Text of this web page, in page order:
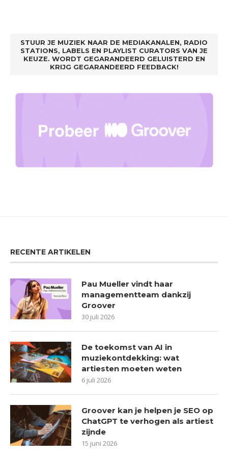
STUUR JE MUZIEK NAAR DE MEDIAKANALEN, RADIO
STATIONS, LABELS EN PLAYLIST CURATORS VAN JE
KEUZE. WORDT GEGARANDEERD GELUISTERD EN
KRIJG GEGARANDEERD FEEDBACK!
RECENTE ARTIKELEN
Pau Mueller vindt haar
managementteam dankzij
Groover
30 juli 2026
De toekomst van AI in
muziekontdekking: wat
artiesten moeten weten
6 juli 2026
Groover kan je helpen je SEO op
ChatGPT te verhogen als artiest
zijnde
15 juni 2026